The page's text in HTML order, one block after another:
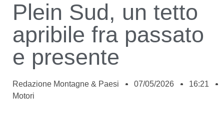
Plein Sud, un tetto
apribile fra passato
e presente
Redazione Montagne & Paesi 07/05/2026
16:21
Motori